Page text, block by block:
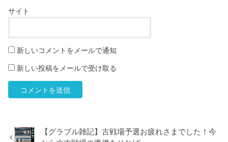
サイト
新しいコメントをメールで通知
新しい投稿をメールで受け取る
【グラブル雑記】古戦場予選お疲れさまでした！今